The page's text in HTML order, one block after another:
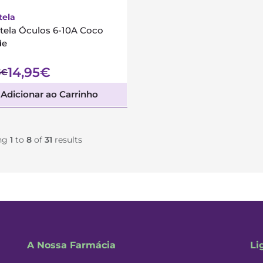
Óculos 6-10A Coco
14,95€
Adicionar ao Carrinho
1 to 8 of 31 results
A Nossa Farmácia